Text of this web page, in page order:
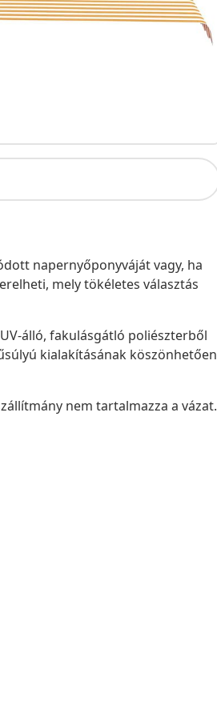
napernyőponyváját vagy, ha
mely tökéletes választás
álló, fakulásgátló poliészterből
kialakításának köszönhetően
nem tartalmazza a vázat.